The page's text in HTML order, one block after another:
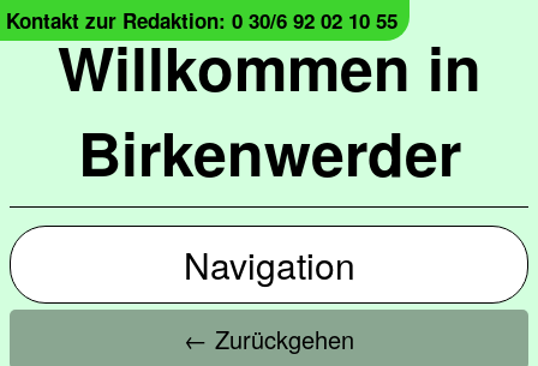
Willkommen in
Birkenwerder
Kontakt zur Redaktion: 0 30/6 92 02 10 55
Navigation
← Zurückgehen